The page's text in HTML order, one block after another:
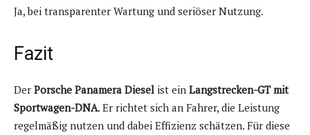
Ja, bei transparenter Wartung und seriöser Nutzung.
Fazit
Der Porsche Panamera Diesel ist ein Langstrecken-GT mit
Sportwagen-DNA. Er richtet sich an Fahrer, die Leistung
regelmäßig nutzen und dabei Effizienz schätzen. Für diese